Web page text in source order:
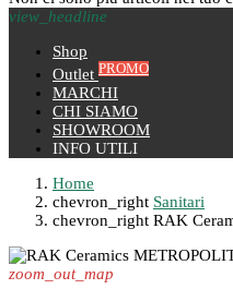
view_headline
Shop
Outlet PROMO
MARCHI
CHI SIAMO
SHOWROOM
INFO UTILI
Home
chevron_right Sanitari
chevron_right RAK
zoom_out_map